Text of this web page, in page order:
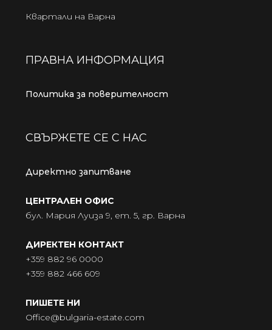
Квартали на Варна
ПРАВНА ИНФОРМАЦИЯ
Политика за поверителност
СВЪРЖЕТЕ СЕ С НАС
Директно запитване
ЦЕНТРАЛЕН ОФИС
бул. Мария Луиза 9, ет. 5, гр. Варна
ДИРЕКТЕН КОНТАКТ
+359 882 96 0000
+359 882 466 609
ПИШЕТЕ НИ
Office@bulgaria-estate.com